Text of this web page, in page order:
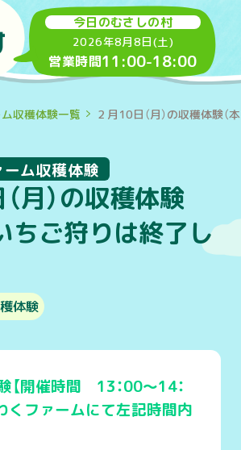
今日のむさしの村
2026年8月8日(土)
営業時間11:00-18:00
収穫体験一覧 ２月10日（月）の収穫体験
月）の収穫体験
ちご狩りは終了し
ム収穫体験
体験
【開催時間 13：00～14：
ファームにて左記時間内